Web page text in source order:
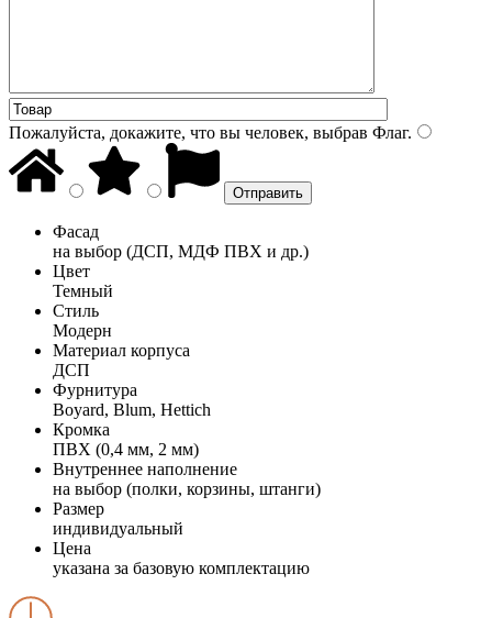
Пожалуйста, докажите, что вы человек, выбрав Флаг.
Фасад
на выбор (ДСП, МДФ ПВХ и др.)
Цвет
Темный
Стиль
Модерн
Материал корпуса
ДСП
Фурнитура
Boyard, Blum, Hettich
Кромка
ПВХ (0,4 мм, 2 мм)
Внутреннее наполнение
на выбор (полки, корзины, штанги)
Размер
индивидуальный
Цена
указана за базовую комплектацию